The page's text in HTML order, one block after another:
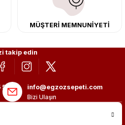
MÜŞTERİ MEMNUNİYETİ
takip edin
56
info@egzozsepeti.com
Bizi Ulaşın